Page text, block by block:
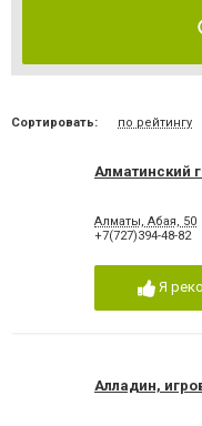
Сортировать: по рейтингу
Алматинский
Алматы, Абая, 50
+7(727)394-48-82
Я
Алладин,